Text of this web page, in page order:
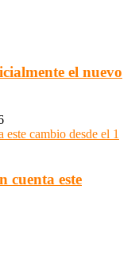
el nuevo
cuenta este